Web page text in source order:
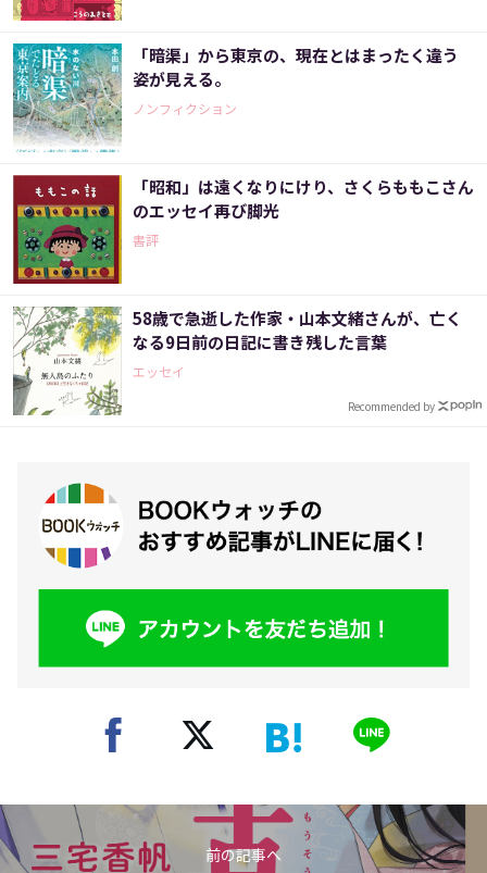
「暗渠」から東京の、現在とはまったく違う
姿が見える。
ノンフィクション
「昭和」は遠くなりにけり、さくらももこさん
のエッセイ再び脚光
書評
58歳で急逝した作家・山本文緒さんが、亡く
なる9日前の日記に書き残した言葉
エッセイ
Recommended by
前の記事へ